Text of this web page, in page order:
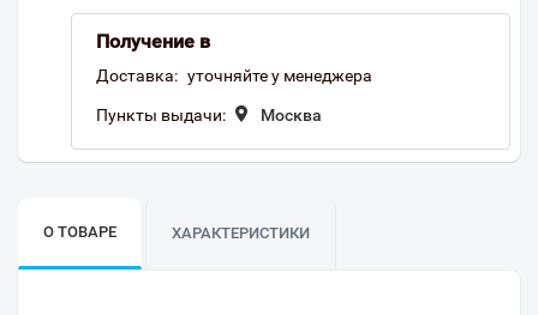
Получение в
Доставка: уточняйте у менеджера
Пункты выдачи: Москва
О ТОВАРЕ ХАРАКТЕРИСТИКИ